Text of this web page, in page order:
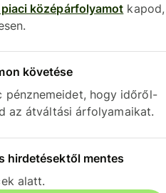
piaci középárfolyamot kapod,
követése
pénznemeidet, hogy időről-
az átváltási árfolyamaikat.
hirdetésektől mentes
alatt.